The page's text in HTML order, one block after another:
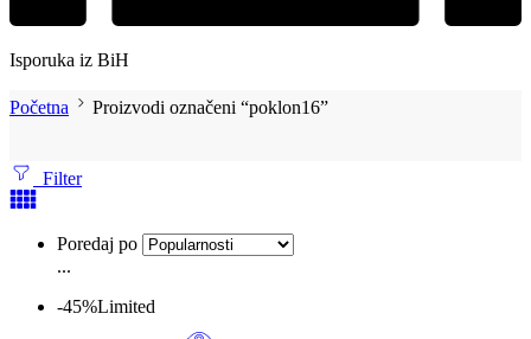
Isporuka iz BiH
Početna Proizvodi označeni “poklon16”
Filter
Poredaj po
...
-45%Limited